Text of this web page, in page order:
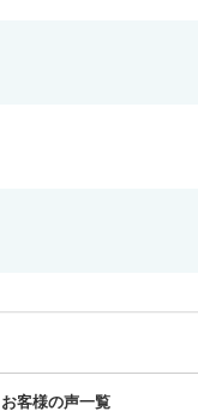
お客様の声一覧